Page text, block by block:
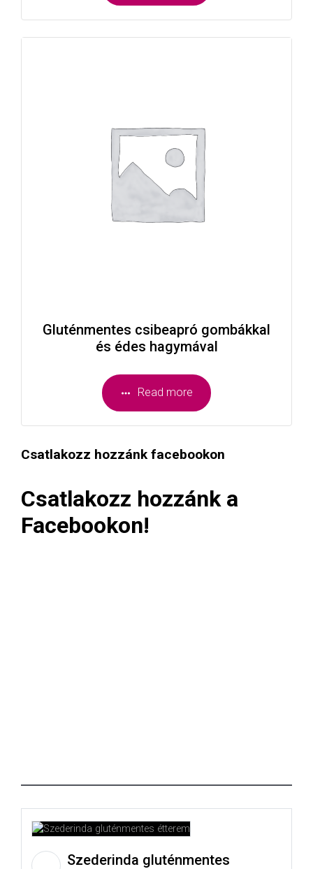
Gluténmentes csibeapró gombákkal
és édes hagymával
Read more
Csatlakozz hozzánk facebookon
Csatlakozz hozzánk a
Facebookon!
Szederinda gluténmentes